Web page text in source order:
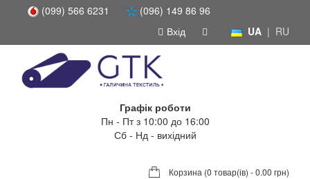
(099) 566 6231
(096) 149 86 96
UA | RU
Вхід
Графік роботи
Пн - Пт з 10:00 до 16:00
Сб - Нд - вихідний
Корзина (0 товар(ів) - 0.00 грн)